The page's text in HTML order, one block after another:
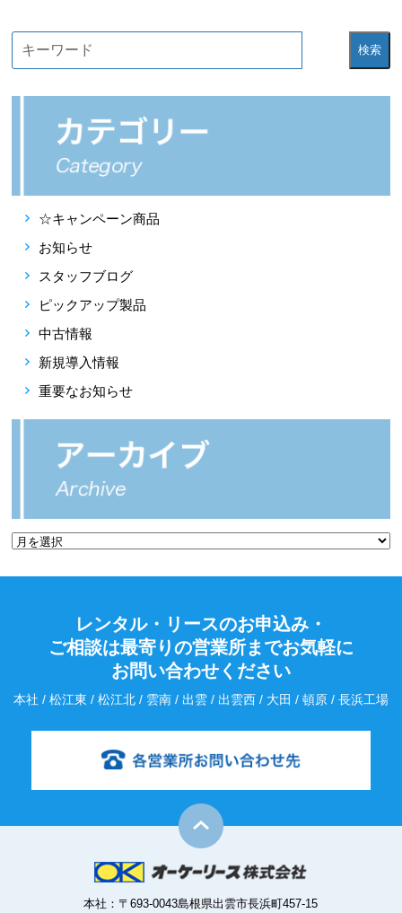
検索
☆キャンペーン商品
お知らせ
スタッフブログ
ピックアップ製品
中古情報
新規導入情報
重要なお知らせ
レンタル・リースのお申込み・
ご相談は最寄りの営業所までお気軽に
お問い合わせください
本社 / 松江東 / 松江北 / 雲南 / 出雲 / 出雲西 / 大田 / 頓原 / 長浜工場
本社：〒693-0043島根県出雲市長浜町457-15